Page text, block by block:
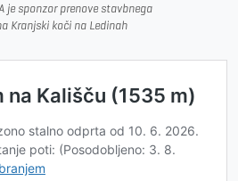
je sponzor prenove stavbnega
Kranjski koči na Ledinah